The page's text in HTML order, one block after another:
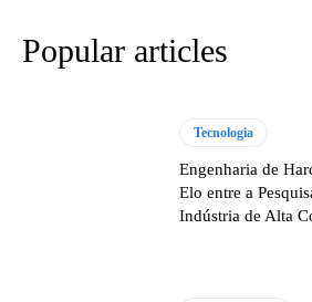
Popular articles
Tecnologia
Engenharia de
Elo entre a
Indústria de Alta